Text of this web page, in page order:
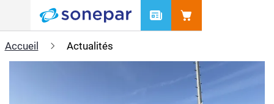
Accueil
Actualités